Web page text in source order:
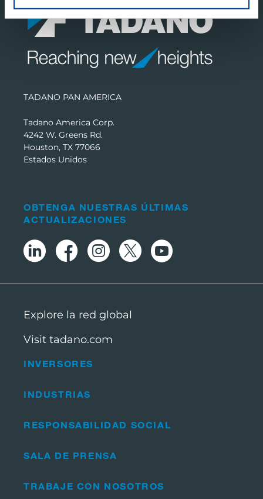
TADANO PAN AMERICA
Tadano America Corp.
4242 W. Greens Rd.
Houston, TX 77066
Estados Unidos
INVERSORES
INDUSTRIAS
RESPONSABILIDAD SOCIAL
SALA DE PRENSA
TRABAJE CON NOSOTROS
OBTENGA NUESTRAS ÚLTIMAS
ACTUALIZACIONES
Explore la red global
Visit tadano.com